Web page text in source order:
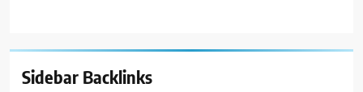
Sidebar Backlinks